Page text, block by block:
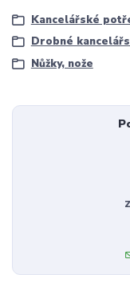
Kancelářské
Drobné
Nůžky, nože